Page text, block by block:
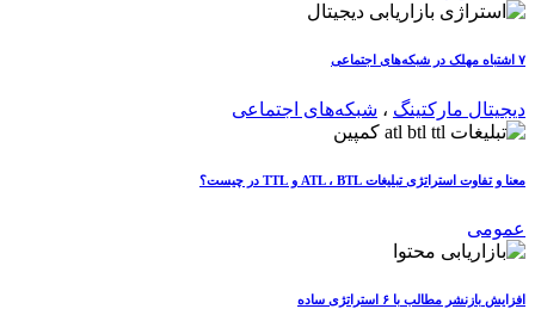
۷ اشتباه مهلک در شبکه‌های اجتماعی
دیجیتال مارکتینگ ، شبکه‌های اجتماعی
معنا و تفاوت استراتژی تبلیغات ATL ، BTL و TTL در چیست؟
عمومی
افزایش بازنشر مطالب با ۶ استراتژی ساده